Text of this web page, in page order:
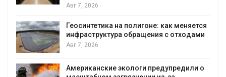
Авг 7, 2026
Геосинтетика на полигоне: как меняется
инфраструктура обращения с отходами
Авг 7, 2026
Американские экологи предупредили о